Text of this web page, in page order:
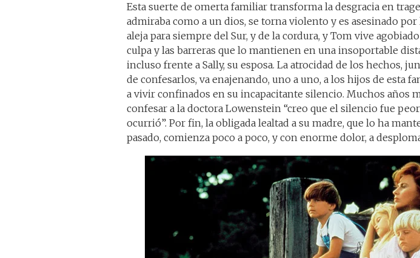
Esta suerte de omerta familiar transforma la desgracia en
admiraba como a un dios, se torna violento y es asesinado por
aleja para siempre del Sur, y de la cordura, y Tom vive
culpa y las barreras que lo mantienen en una insoportable
incluso frente a Sally, su esposa. La atrocidad de los hechos,
de confesarlos, va enajenando, uno a uno, a los hijos de esta
a vivir confinados en su incapacitante silencio. Muchos años
confesar a la doctora Lowenstein “creo que el silencio fue
ocurrió”. Por fin, la obligada lealtad a su madre, que lo ha
pasado, comienza poco a poco, y con enorme dolor, a